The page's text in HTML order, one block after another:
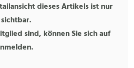
dieses Artikels ist nur
sind, können Sie sich auf